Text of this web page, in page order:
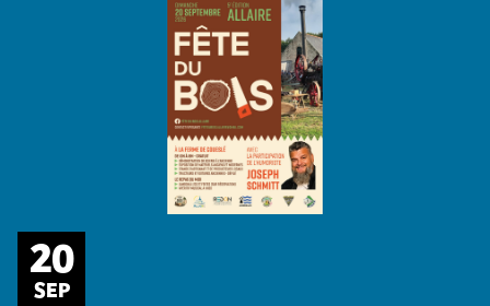
20
SEP